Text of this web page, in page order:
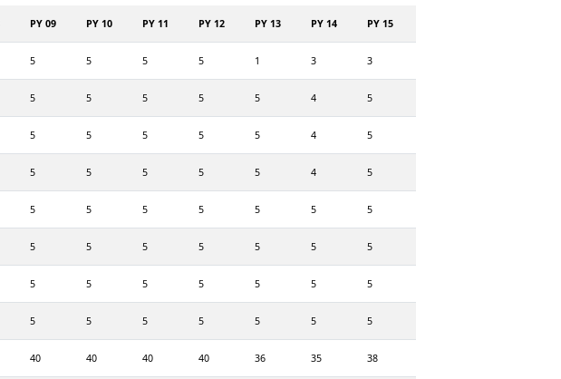
PY 09 PY 10 PY 11 PY 12 PY 13 PY 14 PY 15
5 5 5 5 1 3 3
5 5 5 5 5 4 5
5 5 5 5 5 4 5
5 5 5 5 5 4 5
5 5 5 5 5 5 5
5 5 5 5 5 5 5
5 5 5 5 5 5 5
5 5 5 5 5 5 5
40 40 40 40 36 35 38